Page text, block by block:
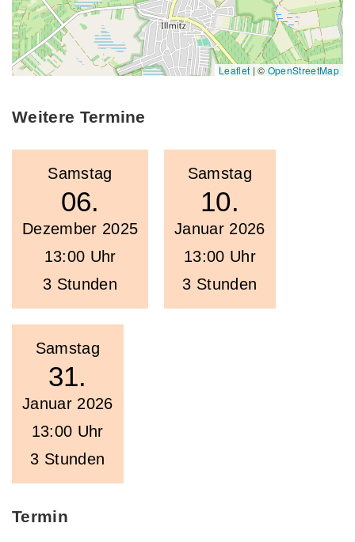
Leaflet | © OpenStreetMap
Weitere Termine
Samstag
06.
Dezember 2025
13:00 Uhr
3 Stunden
Samstag
10.
Januar 2026
13:00 Uhr
3 Stunden
Samstag
31.
Januar 2026
13:00 Uhr
3 Stunden
Termin